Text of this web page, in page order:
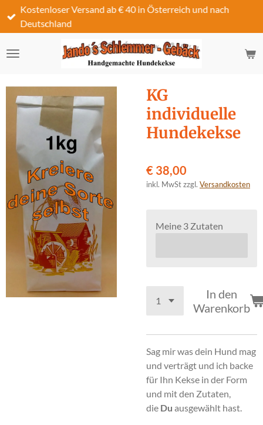
Zum
Hauptinhalt
Kostenloser Versand ab € 40 in Österreich und nach
Deutschland
KG
individuelle
Hundekekse
€ 38,00
inkl. MwSt zzgl. Versandkosten
Meine 3 Zutaten
In den
Warenkorb
Sag mir was dein Hund mag
und verträgt und ich backe
für Ihn Kekse in der Form
und mit den Zutaten,
die Du ausgewählt hast.